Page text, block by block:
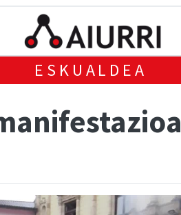
ESKUALDEA